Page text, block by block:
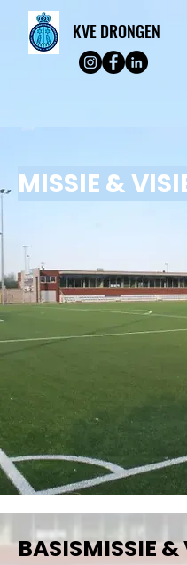
KVE DRONGEN
MISSIE &
BASISMISSIE &